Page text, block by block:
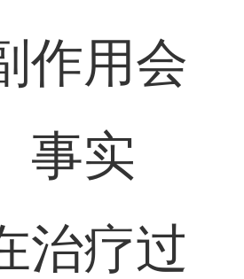
作用会
事实
治疗过